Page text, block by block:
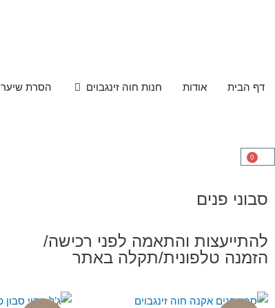
דף הבית אודות חנות חוה זינגבוים הסרת שיער
0
סבוני פנים
להתייעצות והתאמה לפני רכישה/
הזמנה טלפונית/תקלה באתר